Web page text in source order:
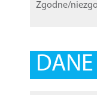
Zgodne/